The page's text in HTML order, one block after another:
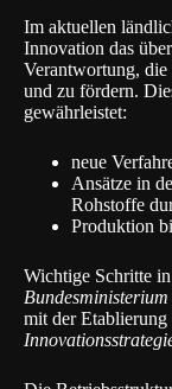
Im aktuellen
Innovation das
Verantwortung, die
und zu fördern.
gewährleistet:
neue
Ansätze in
Rohstoffe
Produktion
Wichtige Schritte
mit der Etablierung